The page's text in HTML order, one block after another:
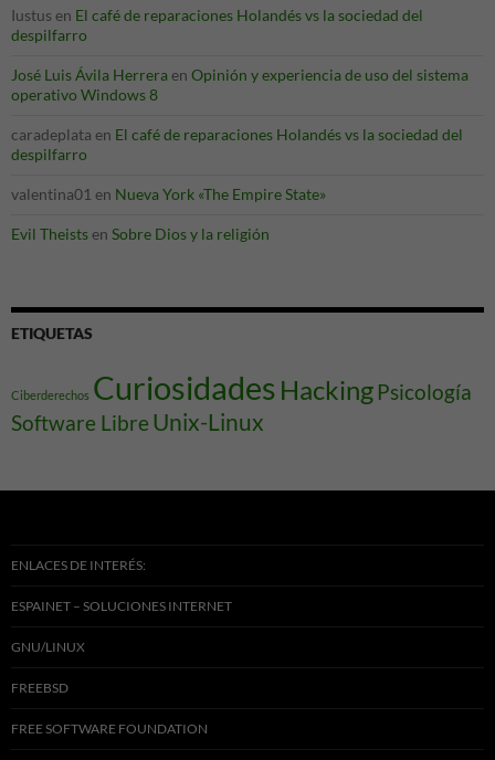
Iustus en El café de reparaciones Holandés vs la sociedad del
despilfarro
José Luis Ávila Herrera en Opinión y experiencia de uso del sistema
operativo Windows 8
caradeplata en El café de reparaciones Holandés vs la sociedad del
despilfarro
valentina01 en Nueva York «The Empire State»
Evil Theistsen Sobre Dios y la religión
ETIQUETAS
Ciberderechos Curiosidades Hacking Psicología
Software Libre Unix-Linux
ENLACES DE INTERÉS:
ESPAINET – SOLUCIONES INTERNET
GNU/LINUX
FREEBSD
FREE SOFTWARE FOUNDATION